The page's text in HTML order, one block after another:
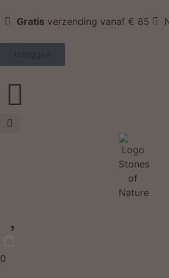
Gratis verzending vanaf € 85
Inloggen
0